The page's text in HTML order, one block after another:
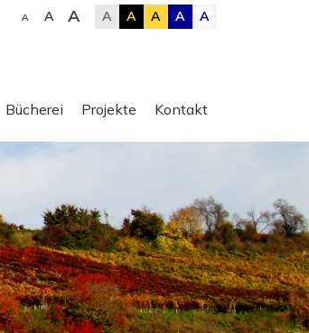
A A A A A A A A
Bücherei Projekte Kontakt